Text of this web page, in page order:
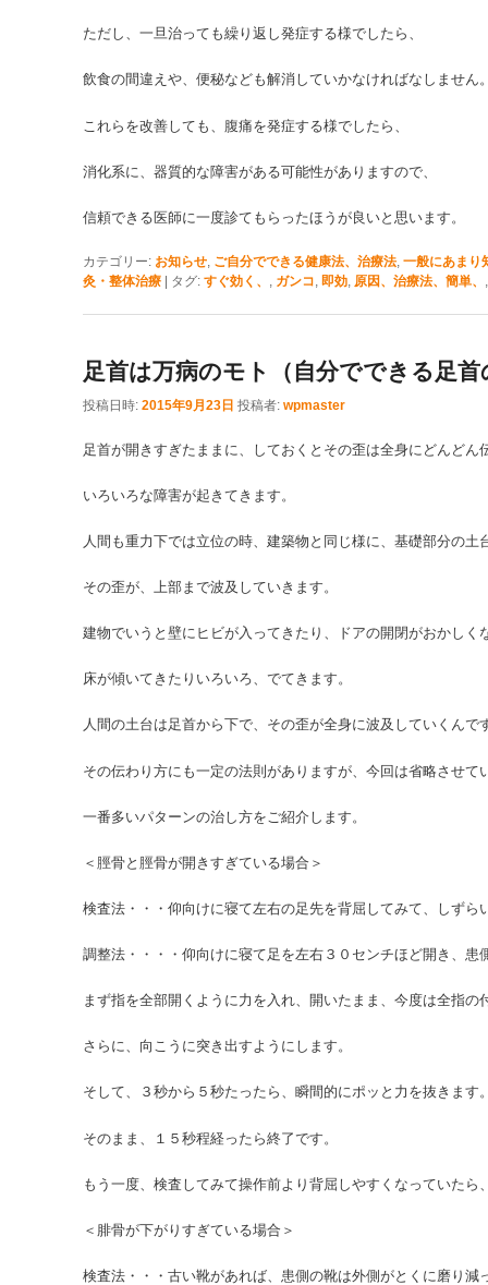
ただし、一旦治っても繰り返し発症する様でしたら、
飲食の間違えや、便秘なども解消していかなければなしません
これらを改善しても、腹痛を発症する様でしたら、
消化系に、器質的な障害がある可能性がありますので、
信頼できる医師に一度診てもらったほうが良いと思います。
カテゴリー: お知らせ, ご自分でできる健康法、治療法, 一般にあまり
灸・整体治療
タグ: すぐ効く、 , ガンコ, 即効, 原因、治療法、簡単、
足首は万病のモト（自分でできる足首
投稿日時: 2015年9月23日 投稿者: wpmaster
足首が開きすぎたままに、しておくとその歪は全身にどんどん
いろいろな障害が起きてきます。
人間も重力下では立位の時、建築物と同じ様に、基礎部分の土
その歪が、上部まで波及していきます。
建物でいうと壁にヒビが入ってきたり、ドアの開閉がおかしく
床が傾いてきたりいろいろ、でてきます。
人間の土台は足首から下で、その歪が全身に波及していくんで
その伝わり方にも一定の法則がありますが、今回は省略させて
一番多いパターンの治し方をご紹介します。
＜脛骨と脛骨が開きすぎている場合＞
検査法・・・仰向けに寝て左右の足先を背屈してみて、しずら
調整法・・・・仰向けに寝て足を左右３０センチほど開き、患
まず指を全部開くように力を入れ、開いたまま、今度は全指の
さらに、向こうに突き出すようにします。
そして、３秒から５秒たったら、瞬間的にポッと力を抜きます
そのまま、１５秒程経ったら終了です。
もう一度、検査してみて操作前より背屈しやすくなっていたら
＜腓骨が下がりすぎている場合＞
検査法・・・古い靴があれば、患側の靴は外側がとくに磨り減